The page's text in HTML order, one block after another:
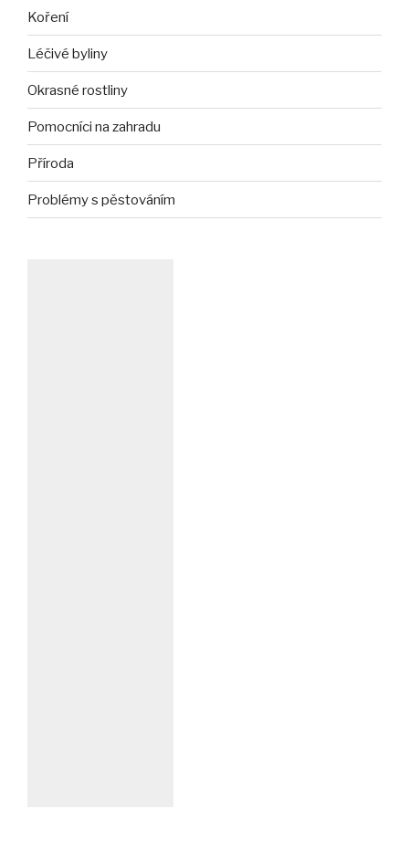
Koření
Léčivé byliny
Okrasné rostliny
Pomocníci na zahradu
Příroda
Problémy s pěstováním